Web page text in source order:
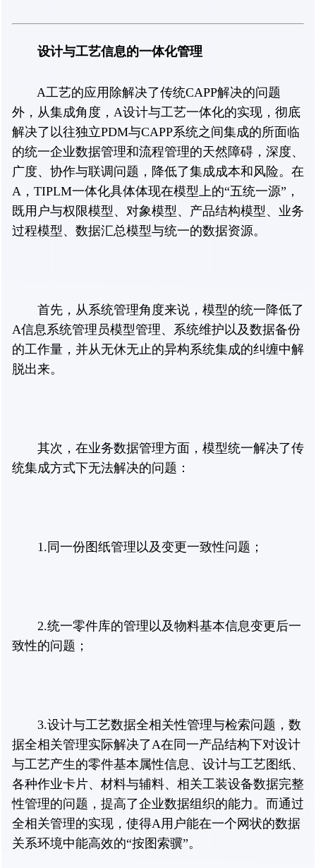
设计与工艺信息的一体化管理
A工艺的应用除解决了传统CAPP解决的问题
外，从集成角度，A设计与工艺一体化的实现，彻底
解决了以往独立PDM与CAPP系统之间集成的所面临
的统一企业数据管理和流程管理的天然障碍，深度、
广度、协作与联调问题，降低了集成成本和风险。在
A，TIPLM一体化具体体现在模型上的“五统一源”，
既用户与权限模型、对象模型、产品结构模型、业务
过程模型、数据汇总模型与统一的数据资源。
首先，从系统管理角度来说，模型的统一降低了
A信息系统管理员模型管理、系统维护以及数据备份
的工作量，并从无休无止的异构系统集成的纠缠中解
脱出来。
其次，在业务数据管理方面，模型统一解决了传
统集成方式下无法解决的问题：
1.同一份图纸管理以及变更一致性问题；
2.统一零件库的管理以及物料基本信息变更后一
致性的问题；
3.设计与工艺数据全相关性管理与检索问题，数
据全相关管理实际解决了A在同一产品结构下对设计
与工艺产生的零件基本属性信息、设计与工艺图纸、
各种作业卡片、材料与辅料、相关工装设备数据完整
性管理的问题，提高了企业数据组织的能力。而通过
全相关管理的实现，使得A用户能在一个网状的数据
关系环境中能高效的“按图索骥”。